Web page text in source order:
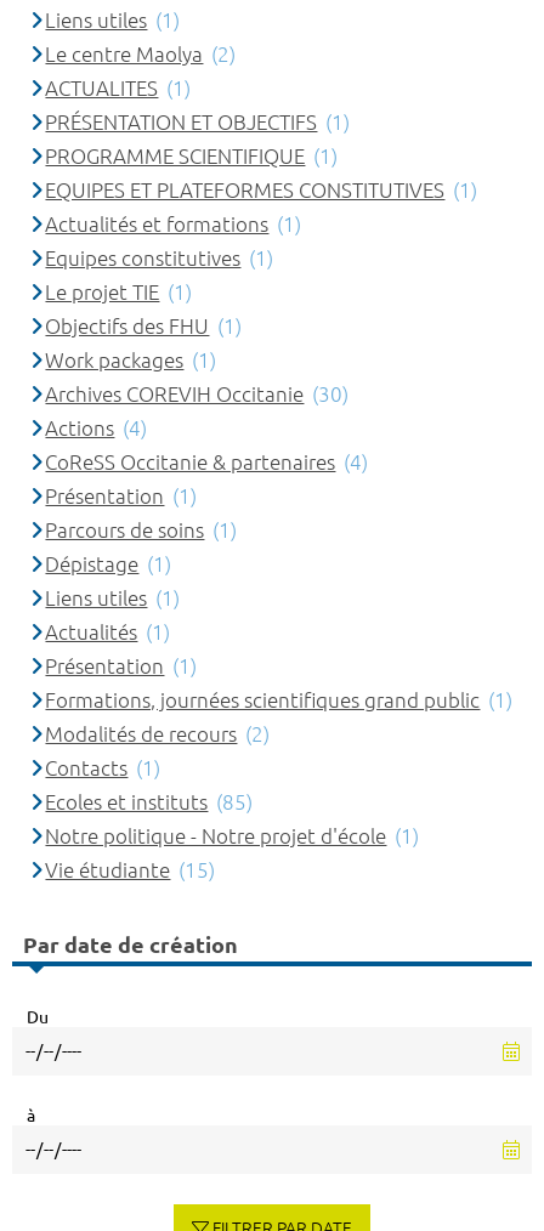
Liens utiles (1)
Le centre Maolya (2)
ACTUALITES (1)
PRÉSENTATION ET OBJECTIFS (1)
PROGRAMME SCIENTIFIQUE (1)
EQUIPES ET PLATEFORMES CONSTITUTIVES (1)
Actualités et formations (1)
Equipes constitutives (1)
Le projet TIE (1)
Objectifs des FHU (1)
Work packages (1)
Archives COREVIH Occitanie (30)
Actions (4)
CoReSS Occitanie & partenaires (4)
Présentation (1)
Parcours de soins (1)
Dépistage (1)
Liens utiles (1)
Actualités (1)
Présentation (1)
Formations, journées scientifiques grand public (1)
Modalités de recours (2)
Contacts (1)
Ecoles et instituts (85)
Notre politique - Notre projet d'école (1)
Vie étudiante (15)
Par date de création
Du
à